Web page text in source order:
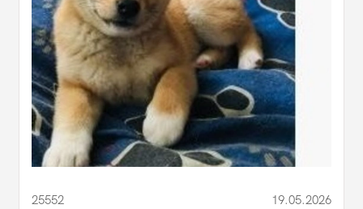
25552 19.05.2026